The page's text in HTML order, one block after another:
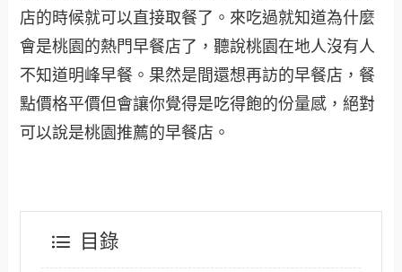
店的時候就可以直接取餐了。來吃過就知道為什麼
會是桃園的熱門早餐店了，聽說桃園在地人沒有人
不知道明峰早餐。果然是間還想再訪的早餐店，餐
點價格平價但會讓你覺得是吃得飽的份量感，絕對
可以說是桃園推薦的早餐店。
目錄